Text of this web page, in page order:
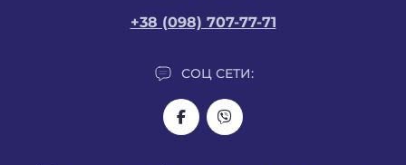
+38 (098) 707-77-71
СОЦ СЕТИ: